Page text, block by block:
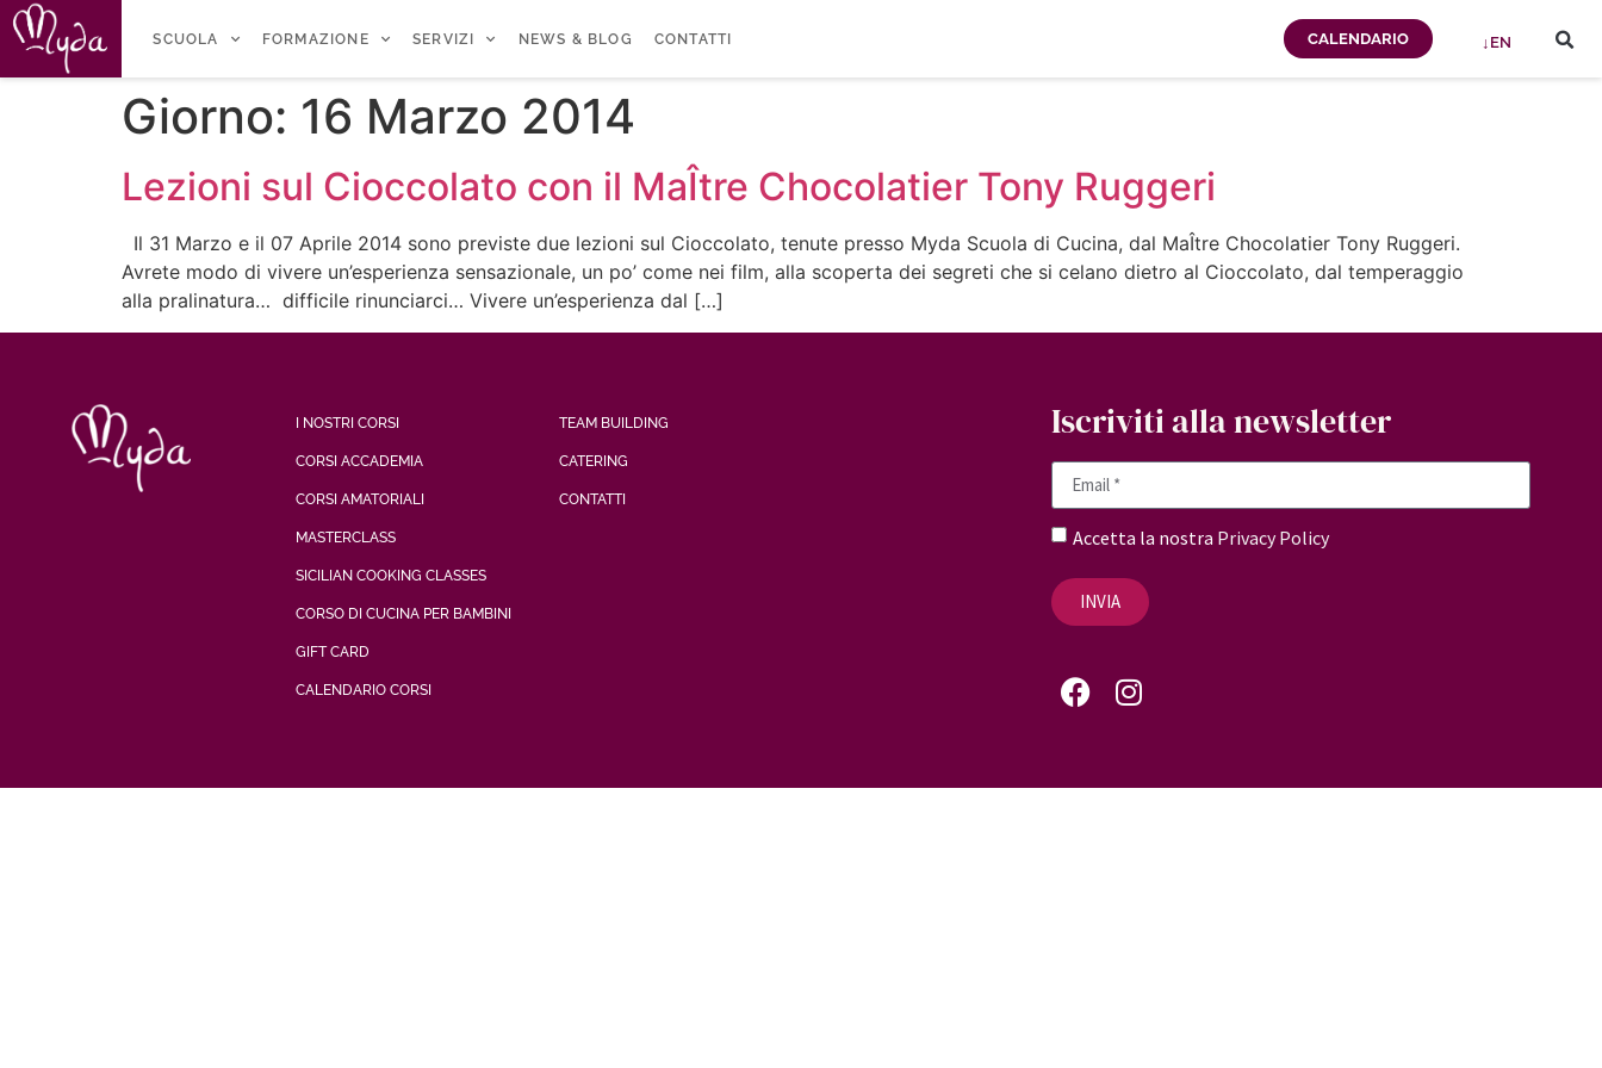
SCUOLA FORMAZIONE SERVIZI NEWS & BLOG CONTATTI CALENDARIO ↓EN
Giorno: 16 Marzo 2014
Lezioni sul Cioccolato con il MaÎtre Chocolatier Tony Ruggeri
Il 31 Marzo e il 07 Aprile 2014 sono previste due lezioni sul Cioccolato, tenute presso Myda Scuola di Cucina, dal MaÎtre Chocolatier Tony Ruggeri.
Avrete modo di vivere un’esperienza sensazionale, un po’ come nei film, alla scoperta dei segreti che si celano dietro al Cioccolato, dal temperaggio
alla pralinatura… difficile rinunciarci… Vivere un’esperienza dal […]
I NOSTRI CORSI
CORSI ACCADEMIA
CORSI AMATORIALI
MASTERCLASS
SICILIAN COOKING CLASSES
CORSO DI CUCINA PER BAMBINI
GIFT CARD
CALENDARIO CORSI
TEAM BUILDING
CATERING
CONTATTI
Iscriviti alla newsletter
Accetta la nostra Privacy Policy
INVIA